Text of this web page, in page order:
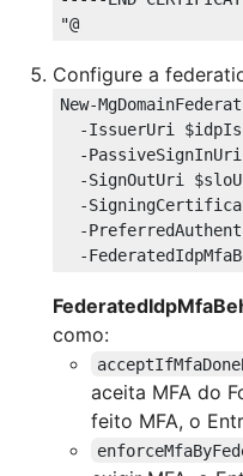
"@
Configure a
New-
  -IssuerUri
  -PassiveSignInUri
  -SignOutUri
-
-
-
como:
aceita MFA do
feito MFA, o